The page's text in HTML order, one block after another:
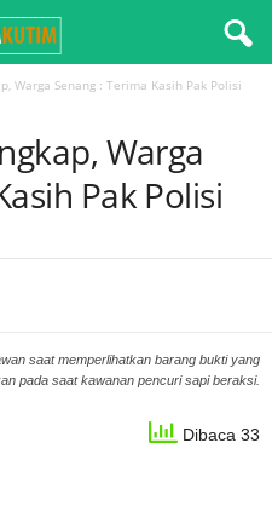
Warga Senang : Terima Kasih Pak Polisi
Warga
Pak Polisi
saat memperlihatkan barang bukti yang
pada saat kawanan pencuri sapi beraksi.
Dibaca 33